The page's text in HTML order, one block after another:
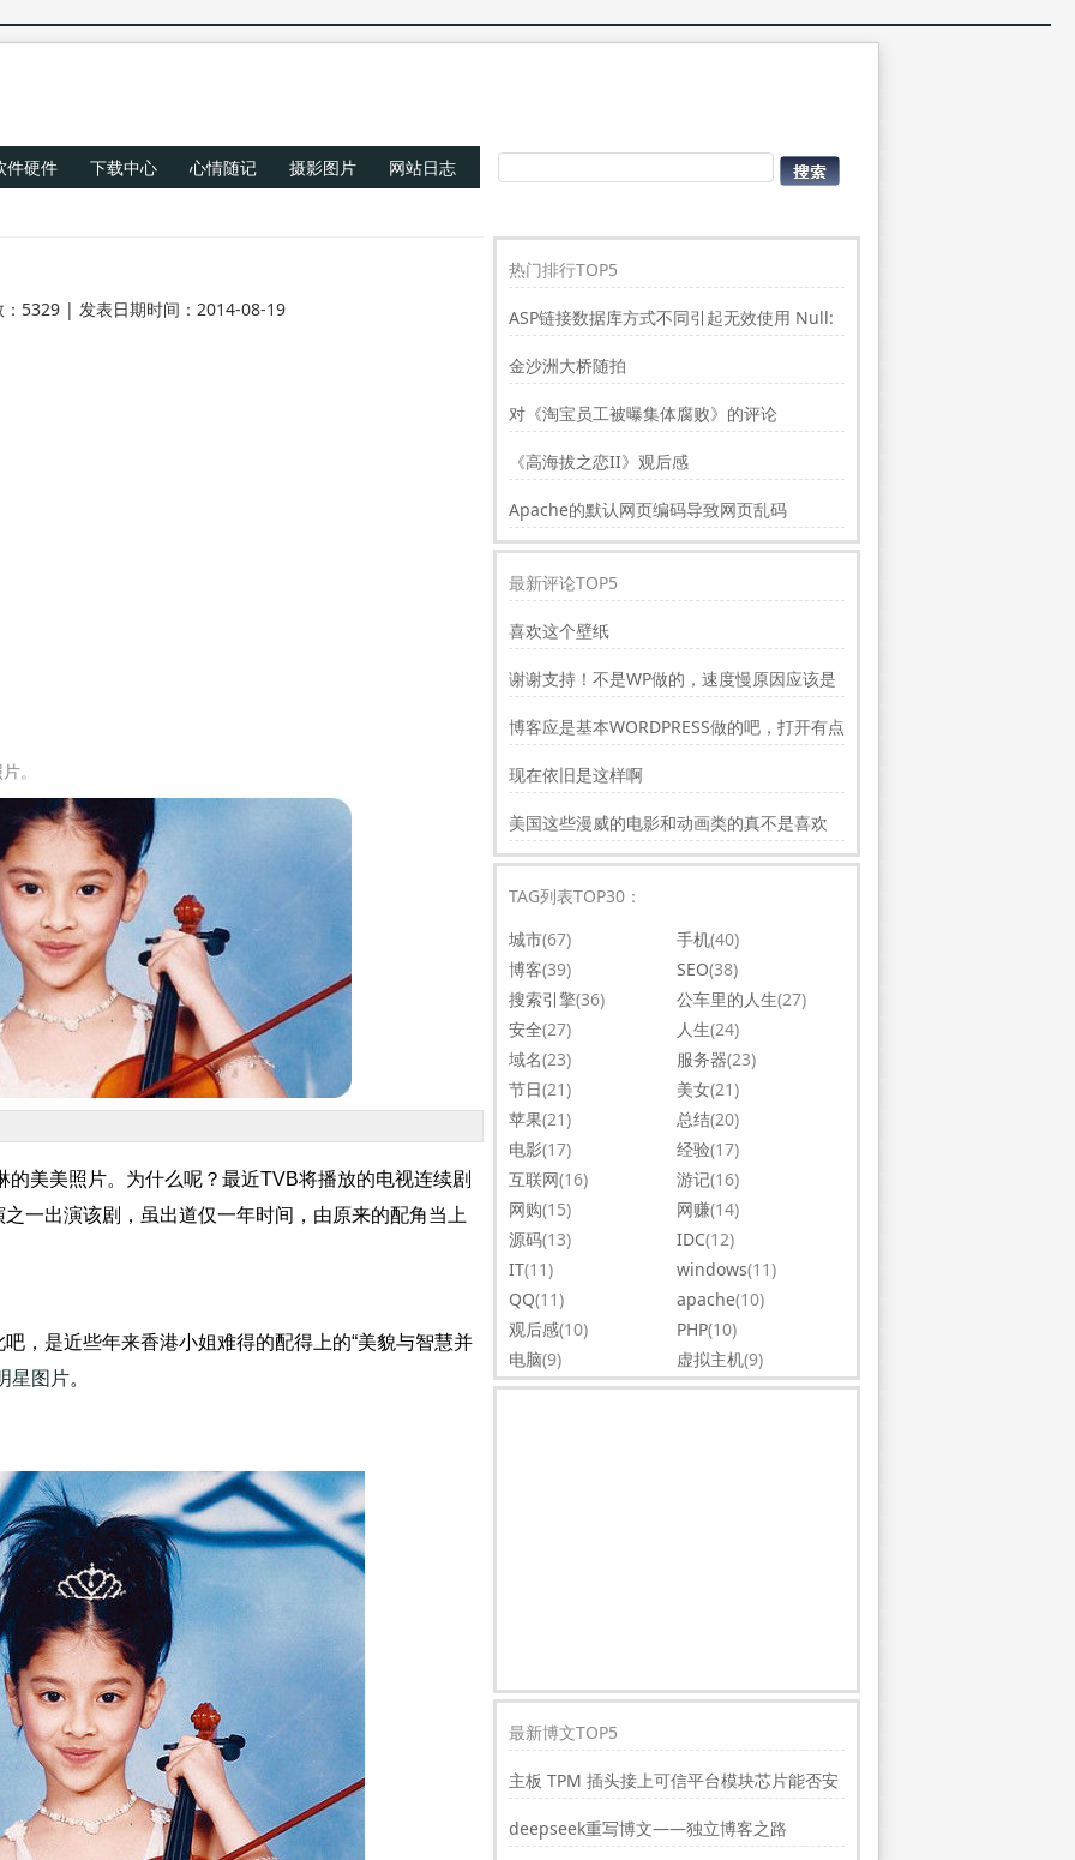
件硬件 下载中心 心情随记 摄影图片 网站日志
5329 | 发表日期时间：2014-08-19
。
美美照片。为什么呢？最近TVB将播放的电视连续剧
一出演该剧，虽出道仅一年时间，由原来的配角当上
，是近些年来香港小姐难得的配得上的“美貌与智慧并
星图片。
热门排行TOP5
ASP链接数据库方式不同引起无效使用 Null:
Replace”的问题
金沙洲大桥随拍
对《淘宝员工被曝集体腐败》的评论
《高海拔之恋II》观后感
Apache的默认网页编码导致网页乱码
最新评论TOP5
喜欢这个壁纸
谢谢支持！不是WP做的，速度慢原因应该是
服务器线路问题。
博客应是基本WORDPRESS做的吧，打开有点
慢，可以优化一下。还有网站更新应多一点，
才会吸引更多相关的人去看。纯个人意见，谢
现在依旧是这样啊
美国这些漫威的电影和动画类的真不是喜欢
看，太没意思了
TAG列表TOP30：
城市(67) 手机(40)
博客(39) SEO(38)
搜索引擎(36) 公车里的人生(27)
安全(27) 人生(24)
域名(23) 服务器(23)
节日(21) 美女(21)
苹果(21) 总结(20)
电影(17) 经验(17)
互联网(16) 游记(16)
网购(15) 网赚(14)
源码(13) IDC(12)
IT(11) windows(11)
QQ(11) apache(10)
观后感(10) PHP(10)
电脑(9) 虚拟主机(9)
最新博文TOP5
主板 TPM 插头接上可信平台模块芯片能否安
装windwos11?
deepseek重写博文——独立博客之路